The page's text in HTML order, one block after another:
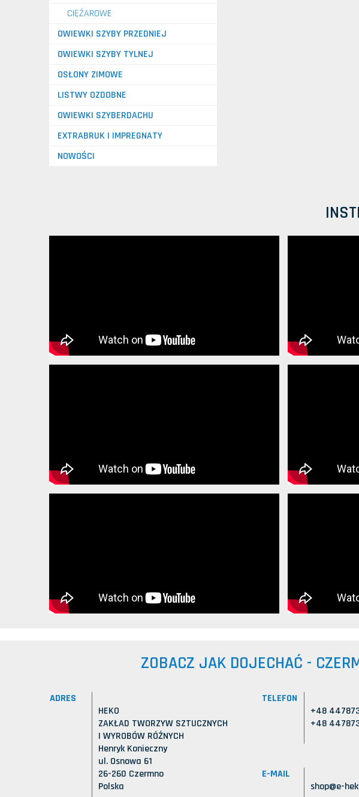
CIĘŻAROWE
OWIEWKI SZYBY PRZEDNIEJ
OWIEWKI SZYBY TYLNEJ
OSŁONY ZIMOWE
LISTWY OZDOBNE
OWIEWKI SZYBERDACHU
EXTRABRUK I IMPREGNATY
NOWOŚCI
ZOBACZ JAK DOJECHAĆ -
ADRES
HEKO
ZAKŁAD TWORZYW SZTUCZNYCH
I WYROBÓW RÓŻNYCH
Henryk Konieczny
ul. Osnowa 61
26-260 Czermno
Polska
TELEFON
+48
+48
E-MAIL
shop@e-